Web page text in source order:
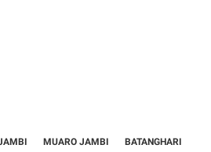
MUARO JAMBI BATANGHARI